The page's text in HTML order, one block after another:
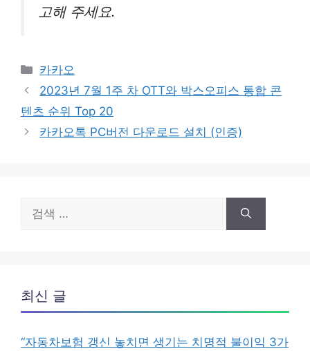
고해 주세요.
카
테
리
카카오
2023년 7월 1주 차 OTT와 박스오피스 통합 콘
텐츠 순위 Top 20
카카오톡 PC버전 다운로드 설치 (인증)
색:
최신 글
“자동차보험 갱신 놓치면 생기는 치명적 불이익 3가